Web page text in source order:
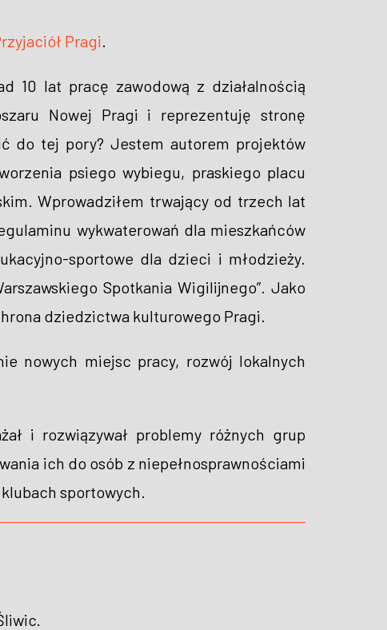
Pragi.
10 lat pracę zawodową z działalnością
Nowej Pragi i reprezentuję stronę
do tej pory? Jestem autorem projektów
psiego wybiegu, praskiego placu
Wprowadziłem trwający od trzech lat
wykwaterowań dla mieszkańców
sportowe dla dzieci i młodzieży.
Spotkania Wigilijnego”. Jako
dziedzictwa kulturowego Pragi.
nowych miejsc pracy, rozwój lokalnych
i rozwiązywał problemy różnych grup
ich do osób z niepełnosprawnościami
sportowych.